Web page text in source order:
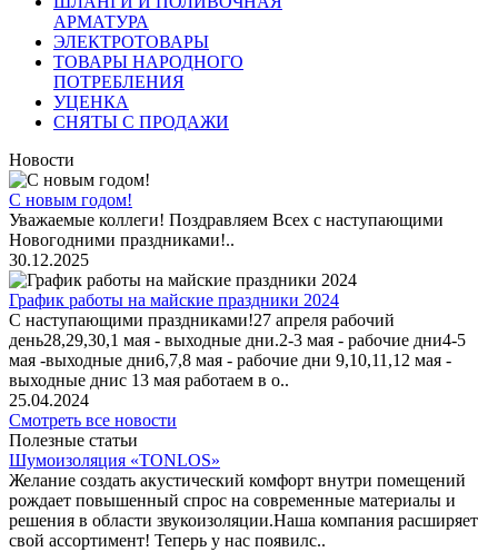
АРМАТУРА
ЭЛЕКТРОТОВАРЫ
ТОВАРЫ НАРОДНОГО
ПОТРЕБЛЕНИЯ
УЦЕНКА
СНЯТЫ С ПРОДАЖИ
Новости
С новым годом!
Уважаемые коллеги! Поздравляем Всех с наступающими
Новогодними праздниками!..
30.12.2025
График работы на майские праздники 2024
С наступающими праздниками!27 апреля рабочий
день28,29,30,1 мая - выходные дни.2-3 мая - рабочие дни4-5
мая -выходные дни6,7,8 мая - рабочие дни 9,10,11,12 мая -
выходные днис 13 мая работаем в о..
25.04.2024
Смотреть все новости
Полезные статьи
Шумоизоляция «TONLOS»
Желание создать акустический комфорт внутри помещений
рождает повышенный спрос на современные материалы и
решения в области звукоизоляции.Наша компания расширяет
свой ассортимент! Теперь у нас появилс..